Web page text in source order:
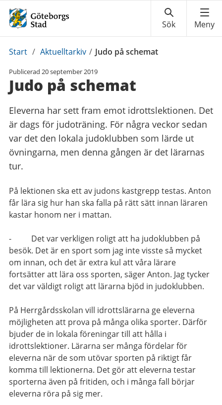
Du
här:
Start / Aktuelltarkiv / Judo på schemat
Publicerad 20 september 2019
Judo på schemat
Eleverna har sett fram emot idrottslektionen. Det
är dags för judoträning. För några veckor sedan
var det den lokala judoklubben som lärde ut
övningarna, men denna gången är det lärarnas
tur.
På lektionen ska ett av judons kastgrepp testas. Anton
får lära sig hur han ska falla på rätt sätt innan läraren
kastar honom ner i mattan.
- Det var verkligen roligt att ha judoklubben på
besök. Det är en sport som jag inte visste så mycket
om innan, och det är extra kul att våra lärare
fortsätter att lära oss sporten, säger Anton. Jag tycker
det var väldigt roligt att lärarna bjöd in judoklubben.
På Herrgårdsskolan vill idrottslärarna ge eleverna
möjligheten att prova på många olika sporter. Därför
bjuder de in lokala föreningar till att hålla i
idrottslektioner. Lärarna ser många fördelar för
eleverna när de som utövar sporten på riktigt får
komma till lektionerna. Det gör att eleverna testar
sporterna även på fritiden, och i många fall börjar
eleverna röra på sig mer.